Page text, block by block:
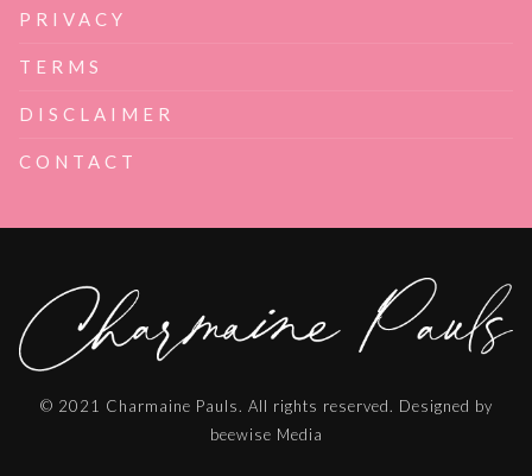
PRIVACY
TERMS
DISCLAIMER
CONTACT
© 2021 Charmaine Pauls. All rights reserved. Designed by
beewise Media